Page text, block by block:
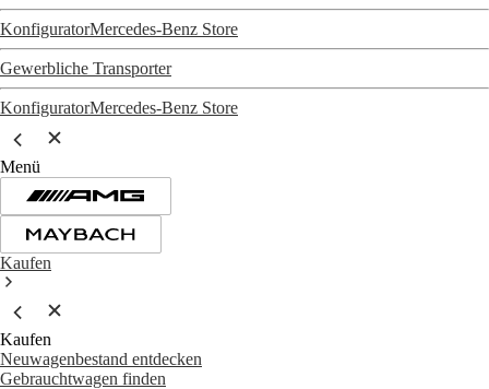
KonfiguratorMercedes-Benz Store
Gewerbliche Transporter
KonfiguratorMercedes-Benz Store
Menü
Kaufen
Kaufen
Neuwagenbestand entdecken
Gebrauchtwagen finden